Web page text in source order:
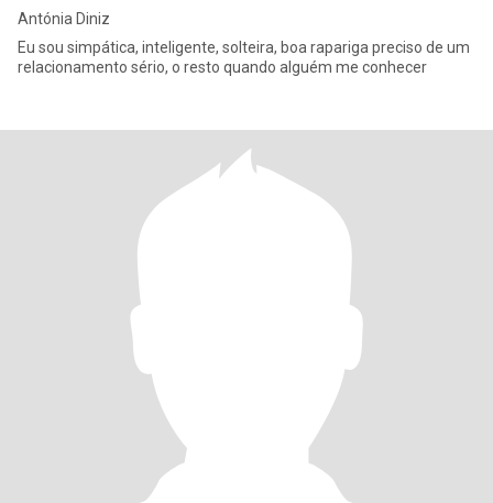
Antónia Diniz
Eu sou simpática, inteligente, solteira, boa rapariga preciso de um
relacionamento sério, o resto quando alguém me conhecer